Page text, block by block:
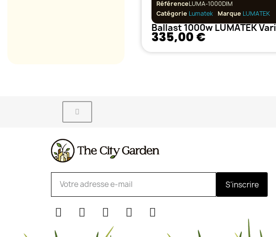
RéférenceLUMA-1000DIM
Catégorie Lumatek Marque LUMATEK
335,00 €
S'inscrire